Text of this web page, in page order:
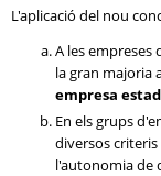
L'aplicació del nou
A les empreses
la gran majoria
empresa
En els grups
diversos
l'autonomia de